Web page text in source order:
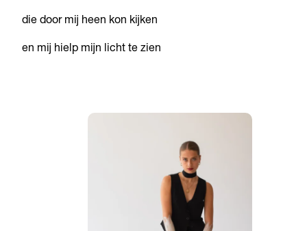
die door mij heen kon kijken
en mij hielp mijn licht te zien